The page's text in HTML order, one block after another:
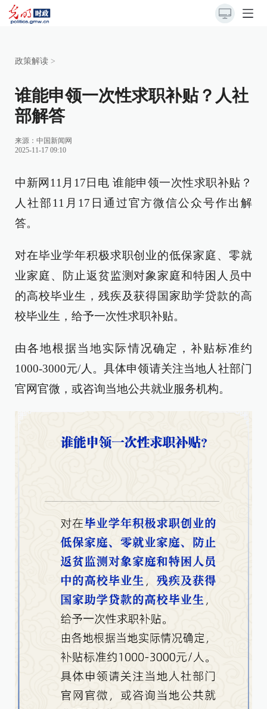
政策解读 >
谁能申领一次性求职补贴？人社
部解答
来源： 中国新闻网
2025-11-17 09:10
中新网11月17日电 谁能申领一次性求职补贴？
人社部11月17日通过官方微信公众号作出解
答。
对在毕业学年积极求职创业的低保家庭、零就
业家庭、防止返贫监测对象家庭和特困人员中
的高校毕业生，残疾及获得国家助学贷款的高
校毕业生，给予一次性求职补贴。
由各地根据当地实际情况确定，补贴标准约
1000-3000元/人。具体申领请关注当地人社部门
官网官微，或咨询当地公共就业服务机构。